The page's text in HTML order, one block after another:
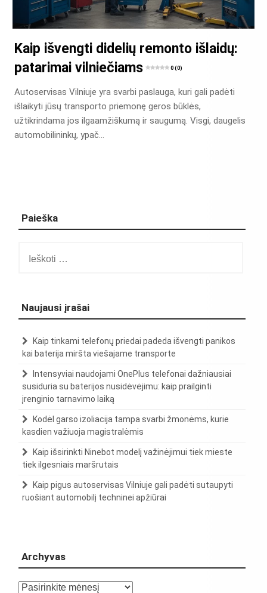
Kaip išvengti didelių remonto išlaidų:
patarimai vilniečiams
0 (0)
Autoservisas Vilniuje yra svarbi paslauga, kuri gali padėti
išlaikyti jūsų transporto priemonę geros būklės,
užtikrindama jos ilgaamžiškumą ir saugumą. Visgi, daugelis
automobilininkų, ypač…
Paieška
Naujausi įrašai
Kaip tinkami telefonų priedai padeda išvengti panikos
kai baterija miršta viešajame transporte
Intensyviai naudojami OnePlus telefonai dažniausiai
susiduria su baterijos nusidėvėjimu: kaip prailginti
įrenginio tarnavimo laiką
Kodėl garso izoliacija tampa svarbi žmonėms, kurie
kasdien važiuoja magistralėmis
Kaip išsirinkti Ninebot modelį važinėjimui tiek mieste
tiek ilgesniais maršrutais
Kaip pigus autoservisas Vilniuje gali padėti sutaupyti
ruošiant automobilį techninei apžiūrai
Archyvas
Archyvas